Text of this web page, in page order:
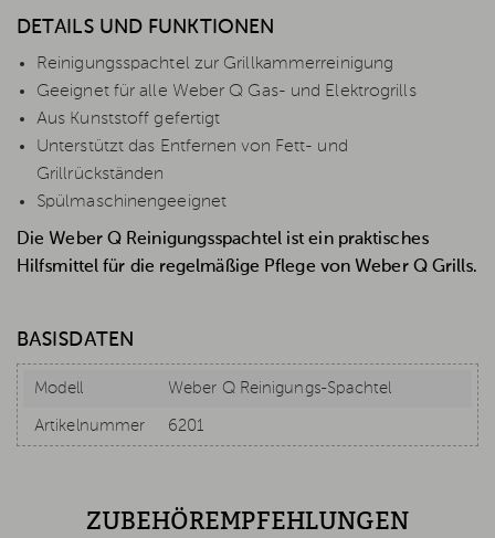
DETAILS UND FUNKTIONEN
Reinigungsspachtel zur Grillkammerreinigung
Geeignet für alle Weber Q Gas- und Elektrogrills
Aus Kunststoff gefertigt
Unterstützt das Entfernen von Fett- und
Grillrückständen
Spülmaschinengeeignet
Die Weber Q Reinigungsspachtel ist ein praktisches
Hilfsmittel für die regelmäßige Pflege von Weber Q Grills.
BASISDATEN
Modell Weber Q Reinigungs-Spachtel
Artikelnummer 6201
ZUBEHÖREMPFEHLUNGEN